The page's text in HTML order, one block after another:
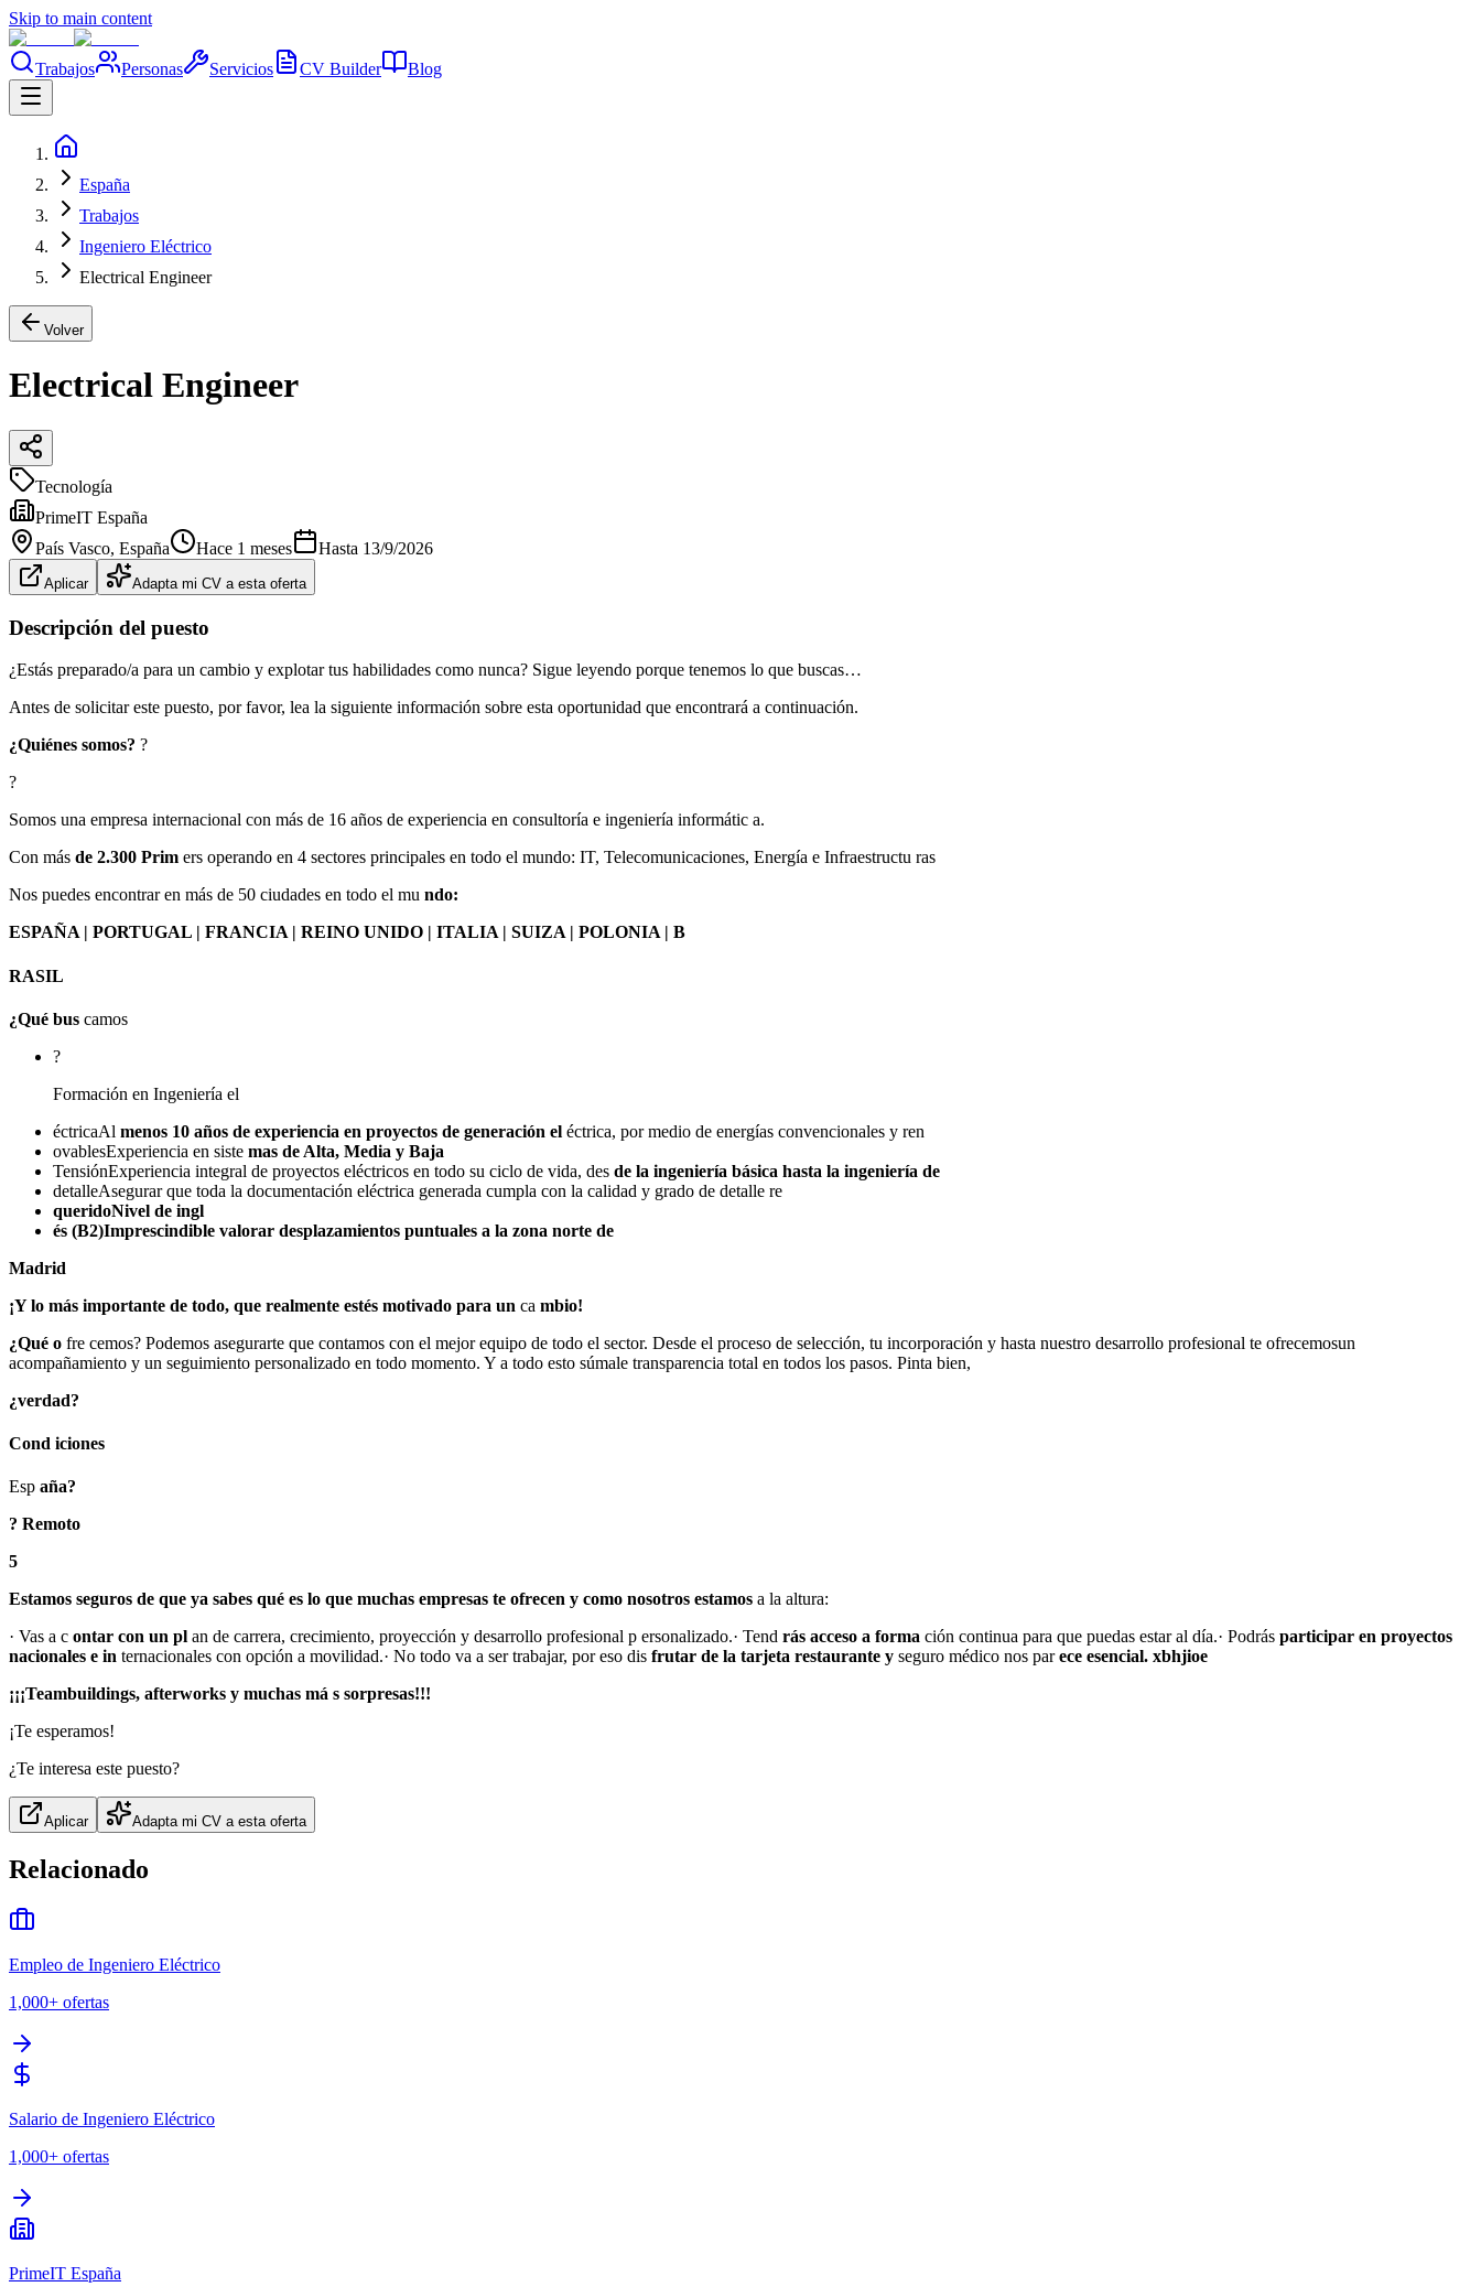
Skip to main content
Trabajos Personas Servicios CV Builder Blog
España
Trabajos
Ingeniero Eléctrico
Electrical Engineer
Volver
Electrical Engineer
Tecnología
PrimeIT España
País Vasco, España Hace 1 meses Hasta 13/9/2026
Aplicar Adapta mi CV a esta oferta
Descripción del puesto
¿Estás preparado/a para un cambio y explotar tus habilidades como nunca? Sigue leyendo porque tenemos lo que buscas…
Antes de solicitar este puesto, por favor, lea la siguiente información sobre esta oportunidad que encontrará a continuación.
¿Quiénes somos? ?
?
Somos una empresa internacional con más de 16 años de experiencia en consultoría e ingeniería informátic a.
Con más de 2.300 Prim ers operando en 4 sectores principales en todo el mundo: IT, Telecomunicaciones, Energía e Infraestructu ras
Nos puedes encontrar en más de 50 ciudades en todo el mu ndo:
ESPAÑA | PORTUGAL | FRANCIA | REINO UNIDO | ITALIA | SUIZA | POLONIA | B
RASIL
¿Qué bus camos
?
Formación en Ingeniería el
éctricaAl menos 10 años de experiencia en proyectos de generación el éctrica, por medio de energías convencionales y ren
ovablesExperiencia en siste mas de Alta, Media y Baja
TensiónExperiencia integral de proyectos eléctricos en todo su ciclo de vida, des de la ingeniería básica hasta la ingeniería de
detalleAsegurar que toda la documentación eléctrica generada cumpla con la calidad y grado de detalle re
queridoNivel de ingl
és (B2)Imprescindible valorar desplazamientos puntuales a la zona norte de
Madrid
¡Y lo más importante de todo, que realmente estés motivado para un ca mbio!
¿Qué o fre cemos? Podemos asegurarte que contamos con el mejor equipo de todo el sector. Desde el proceso de selección, tu incorporación y hasta nuestro desarrollo profesional te ofrecemosun
acompañamiento y un seguimiento personalizado en todo momento. Y a todo esto súmale transparencia total en todos los pasos. Pinta bien,
¿verdad?
Cond iciones
Esp aña?
? Remoto
5
Estamos seguros de que ya sabes qué es lo que muchas empresas te ofrecen y como nosotros estamos a la altura:
· Vas a c ontar con un pl an de carrera, crecimiento, proyección y desarrollo profesional p ersonalizado.· Tend rás acceso a forma ción continua para que puedas estar al día.· Podrás participar en proyectos
nacionales e in ternacionales con opción a movilidad.· No todo va a ser trabajar, por eso dis frutar de la tarjeta restaurante y seguro médico nos parece esencial. xbhjioe
¡¡¡Teambuildings, afterworks y muchas má s sorpresas!!!
¡Te esperamos!
¿Te interesa este puesto?
Aplicar Adapta mi CV a esta oferta
Relacionado
Empleo de Ingeniero Eléctrico
1,000+ ofertas
Salario de Ingeniero Eléctrico
1,000+ ofertas
PrimeIT España